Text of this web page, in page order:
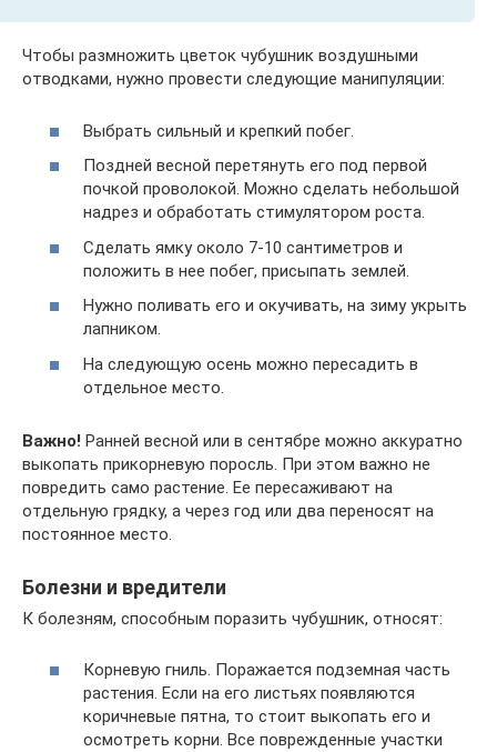
Чтобы размножить цветок чубушник воздушными
отводками, нужно провести следующие манипуляции:
Выбрать сильный и крепкий побег.
Поздней весной перетянуть его под первой
почкой проволокой. Можно сделать небольшой
надрез и обработать стимулятором роста.
Сделать ямку около 7-10 сантиметров и
положить в нее побег, присыпать землей.
Нужно поливать его и окучивать, на зиму укрыть
лапником.
На следующую осень можно пересадить в
отдельное место.
Важно! Ранней весной или в сентябре можно аккуратно
выкопать прикорневую поросль. При этом важно не
повредить само растение. Ее пересаживают на
отдельную грядку, а через год или два переносят на
постоянное место.
Болезни и вредители
К болезням, способным поразить чубушник, относят:
Корневую гниль. Поражается подземная часть
растения. Если на его листьях появляются
коричневые пятна, то стоит выкопать его и
осмотреть корни. Все поврежденные участки